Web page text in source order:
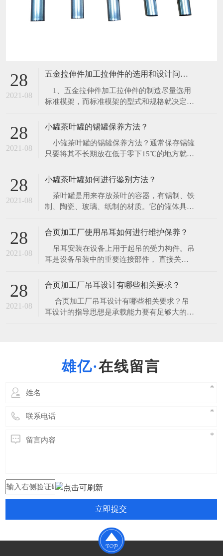
28
2021-08
五金拉伸件加工拉伸件的选用和设计问题分析？
​ 1、五金拉伸件加工拉伸件的制造尽量选用
标准模架，而标准模架的型式和规格就决定了
模座，则圆形模座的直径应比凹模板直径大
大40~70mm，其宽度可以略大或等于凹模板
的宽度。 &n
28
2021-08
小罐茶叶罐的锡罐保养方法？
​ 小罐茶叶罐的锡罐保养方法？通常保存锡罐
只要将其不长期放在低于零下15℃的地方就可
观赏，让它柔和圆润的色泽展现它的自然魅
力；也可以将其用于日常生活中。由于锡罐并
非镀在任何材质之上，杜绝了表层脱落的烦
恼，只需简单的保养就能保持锡罐原有
28
2021-08
小罐茶叶罐如何进行鉴别方法？
​ 茶叶罐是用来存放茶叶的容器，有锡制、铁
制、陶瓷、玻璃、纸制的材质。它的罐体具有
色处理，形成各种图纹，尽显高雅大方。是实
用和收藏的生活用品，更是您馈赠亲朋好友好
的选择。那么小罐茶叶罐如何进行鉴别方
法？ 1、
28
2021-08
合页加工厂使用吊耳如何进行维护保养？
​ 吊耳安装在设备上用于起吊的受力构件。吊
耳是设备吊装中的重要连接部件， 直接关系
品中，吊耳是提升运输作业里不可缺少的部
件，它是主要的吊点结构，因此要求有很好的
承重能力和稳定性，它能够被值得依赖，是因
为它的吊耳质量好，不易变形，耐腐蚀
28
2021-08
合页加工厂吊耳设计有哪些相关要求？
​ 合页加工厂吊耳设计有哪些相关要求？吊
耳设计的指导思想是承载能力要有足够大的余
吊耳本身强度等相关的力在线留言
立即提交